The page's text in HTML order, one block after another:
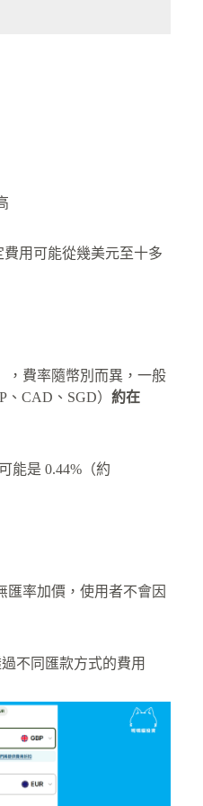
用可能從幾美元至十多
，費率隨幣別而異，一般
CAD、SGD） 約在
能是 0.44%（約
匯率加價，使用者不會因
不同匯款方式的費用